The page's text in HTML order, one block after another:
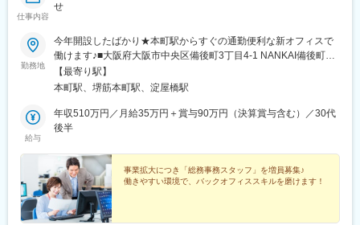
仕事内容
せ
勤務地
今年開設したばかり★本町駅からすぐの通勤便利な新オフィスで
働けます♪■大阪府大阪市中央区備後町3丁目4-1 NANKAI備後町ビ
ル2階・大阪メトロ御堂筋本線「本町駅」より徒歩3分・大阪メト
ロ中央線「堺筋本町駅」より徒歩5分※受動喫煙対策：屋内全面禁
【最寄り駅】
本町駅、堺筋本町駅、淀屋橋駅
給与
年収510万円／月給35万円＋賞与90万円（決算賞与含む）／30代
後半
事業拡大につき「総務事務スタッフ」を増員募集♪
働きやすい環境で、バックオフィススキルを磨けます！